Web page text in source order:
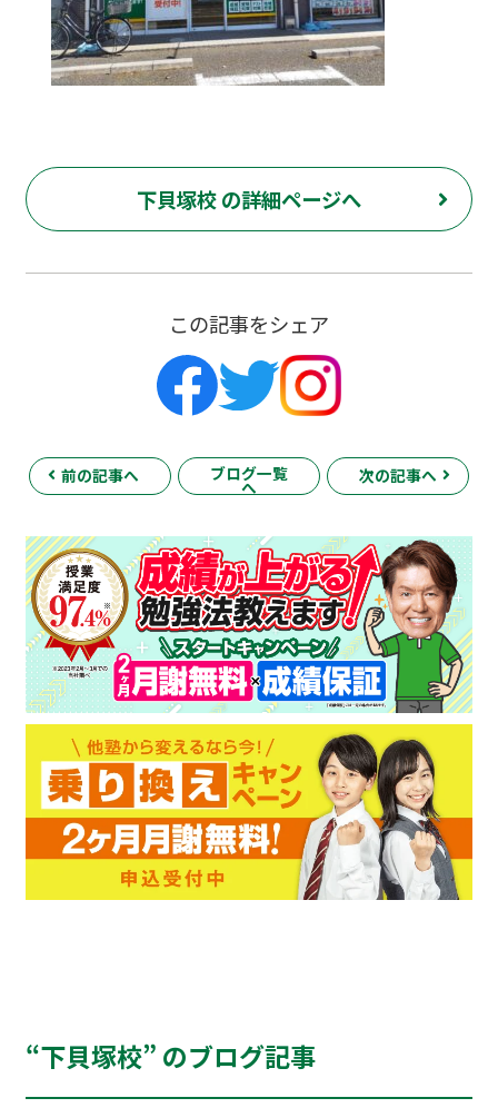
下貝塚校 の詳細ページへ
この記事をシェア
前の記事へ ブログ一覧
へ
次の記事へ
“下貝塚校” のブログ記事